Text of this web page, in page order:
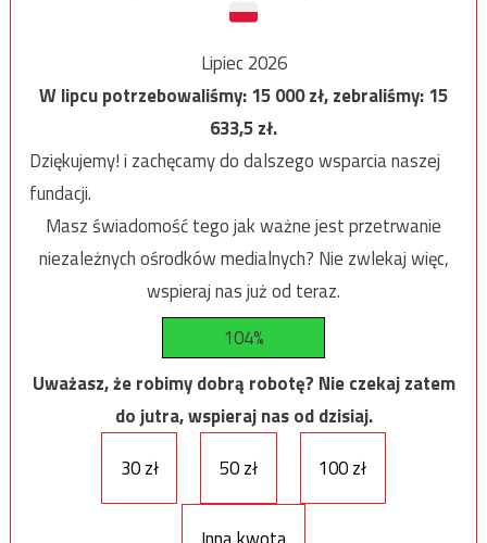
Lipiec 2026
W lipcu potrzebowaliśmy:15 000zł, zebraliśmy:15
633,5zł.
Dziękujemy! i zachęcamy do dalszego wsparcia naszej
fundacji.
Masz świadomość tego jak ważne jest przetrwanie
niezależnych ośrodków medialnych? Nie zwlekaj więc,
wspieraj nas już od teraz.
104%
Uważasz, że robimy dobrą robotę? Nie czekaj zatem
do jutra, wspieraj nas od dzisiaj.
30 zł
50 zł 100 zł